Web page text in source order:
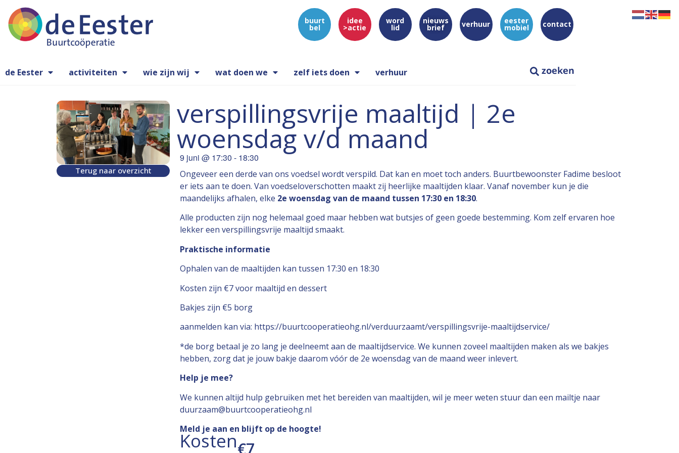
buurt
bel
idee
>actie
word
lid
nieuws
brief verhuur eester
mobiel contact
de Eester activiteiten wie zijn wij wat doen we zelf iets doen verhuur
Terug naar overzicht
verspillingsvrije maaltijd | 2e
woensdag v/d maand
9 juni @ 17:30 - 18:30
Ongeveer een derde van ons voedsel wordt verspild. Dat kan en moet toch anders. Buurtbewoonster Fadime besloot
er iets aan te doen. Van voedseloverschotten maakt zij heerlijke maaltijden klaar. Vanaf november kun je die
maandelijks afhalen, elke 2e woensdag van de maand tussen 17:30 en 18:30.
Alle producten zijn nog helemaal goed maar hebben wat butsjes of geen goede bestemming. Kom zelf ervaren hoe
lekker een verspillingsvrije maaltijd smaakt.
Praktische informatie
Ophalen van de maaltijden kan tussen 17:30 en 18:30
Kosten zijn €7 voor maaltijd en dessert
Bakjes zijn €5 borg
aanmelden kan via: https://buurtcooperatieohg.nl/verduurzaamt/verspillingsvrije-maaltijdservice/
*de borg betaal je zo lang je deelneemt aan de maaltijdservice. We kunnen zoveel maaltijden maken als we bakjes
hebben, zorg dat je jouw bakje daarom vóór de 2e woensdag van de maand weer inlevert.
Help je mee?
We kunnen altijd hulp gebruiken met het bereiden van maaltijden, wil je meer weten stuur dan een mailtje naar
duurzaam@buurtcooperatieohg.nl
Meld je aan en blijft op de hoogte!
Kosten€7